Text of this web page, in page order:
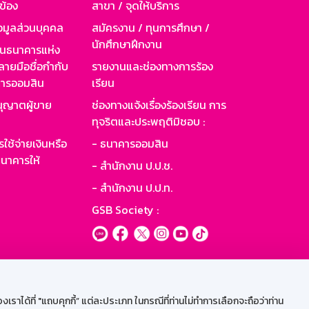
ได้ที่ "แถบคุกกี้” แต่ละประเภท ในกรณีที่ท่านไม่ทำการเลือกจะถือว่าท่าน
อง
มูลส่วนบุคคล
นาคารแห่ง
ายมือชื่อกำกับ
รออมสิน
ญาตผู้ขาย
ช้จ่ายเงินหรือ
คารให้
สาขา / จุดให้บริการ
สมัครงาน / ทุนการศึกษา /
นักศึกษาฝึกงาน
รายงานและช่องทางการร้อง
เรียน
ช่องทางแจ้งเรื่องร้องเรียน การ
ทุจริตและประพฤติมิชอบ :
- ธนาคารออมสิน
- สำนักงาน ป.ป.ช.
- สำนักงาน ป.ป.ท.
GSB Society :